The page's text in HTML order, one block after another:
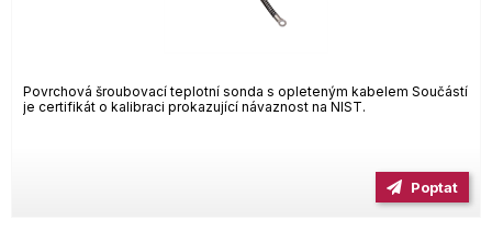
Povrchová šroubovací teplotní sonda s opleteným kabelem Součástí
je certifikát o kalibraci prokazující návaznost na NIST.
Poptat